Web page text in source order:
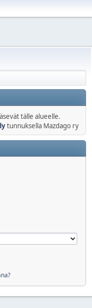
tälle alueelle.
tunnuksella Mazdago ry